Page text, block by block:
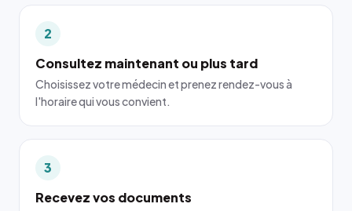
2
Consultez maintenant ou plus tard
Choisissez votre médecin et prenez rendez-vous à
l'horaire qui vous convient.
3
Recevez vos documents